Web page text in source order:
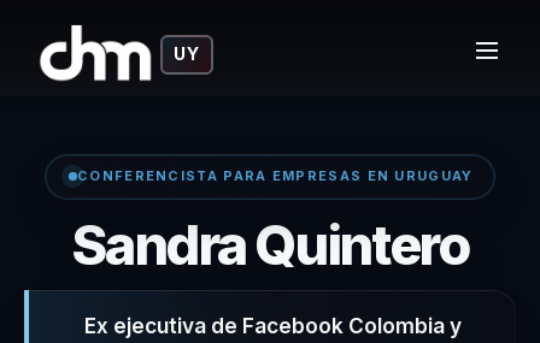
UY
CONFERENCISTA PARA EMPRESAS EN URUGUAY
Sandra Quintero–
Ex ejecutiva de Facebook Colombia y